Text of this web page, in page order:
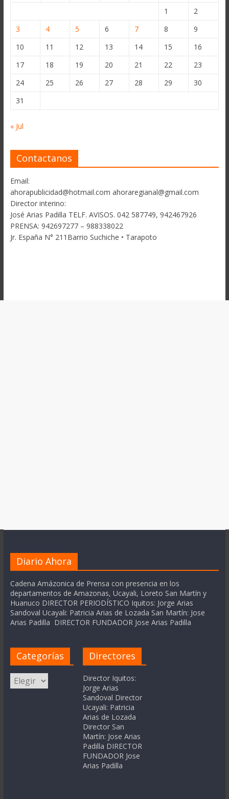
1
2
3
4 5 6 7 8
9
10
11 12 13 14 15
16
17
18 19 20 21 22
23
24
25 26 27 28 29
30
31
« Jul
Contactanos
Email:
ahorapublicidad@hotmail.com ahoraregianal@gmail.com
Director interino:
José Arias Padilla TELF. AVISOS. 042 587749, 942467926
PRENSA: 942697277 – 988338022
Jr. España N° 211Barrio Suchiche • Tarapoto
Diario Ahora
Cadena Amázonica de Prensa con presencia en los
departamentos de Amazonas, Ucayali, Loreto San Martín y
Huanuco DIRECTOR PERIODÍSTICO Iquitos: Jorge Arias
Sandoval Ucayali: Patricia Arias de Lozada San Martín: Jose
Arias Padilla DIRECTOR FUNDADOR Jose Arias Padilla
Categorías
Categorías
Directores
Director Iquitos:
Jorge Arias
Sandoval Director
Ucayali: Patricia
Arias de Lozada
Director San
Martín: Jose Arias
Padilla DIRECTOR
FUNDADOR Jose
Arias Padilla